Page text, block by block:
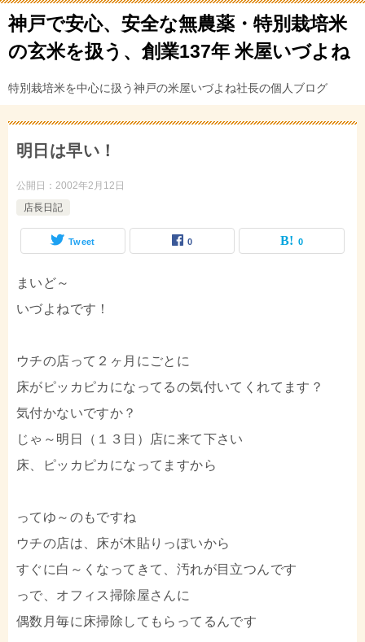
神戸で安心、安全な無農薬・特別栽培米
の玄米を扱う、創業137年 米屋いづよね
特別栽培米を中心に扱う神戸の米屋いづよね社長の個人ブログ
明日は早い！
公開日： 2002年2月12日
店長日記
Tweet 0 0
まいど～
いづよねです！
ウチの店って２ヶ月にごとに
床がピッカピカになってるの気付いてくれてます？
気付かないですか？
じゃ～明日（１３日）店に来て下さい
床、ピッカピカになってますから
ってゆ～のもですね
ウチの店は、床が木貼りっぽいから
すぐに白～くなってきて、汚れが目立つんです
っで、オフィス掃除屋さんに
偶数月毎に床掃除してもらってるんです